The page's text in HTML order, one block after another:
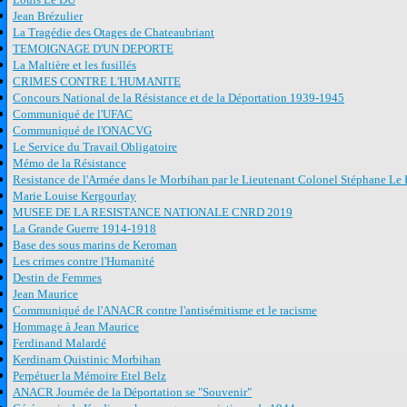
Jean Brézulier
La Tragédie des Otages de Chateaubriant
TEMOIGNAGE D'UN DEPORTE
La Maltière et les fusillés
CRIMES CONTRE L'HUMANITE
Concours National de la Résistance et de la Déportation 1939-1945
Communiqué de l'UFAC
Communiqué de l'ONACVG
Le Service du Travail Obligatoire
Mémo de la Résistance
Resistance de l'Armée dans le Morbihan par le Lieutenant Colonel Stéphane Le
Marie Louise Kergourlay
MUSEE DE LA RESISTANCE NATIONALE CNRD 2019
La Grande Guerre 1914-1918
Base des sous marins de Keroman
Les crimes contre l'Humanité
Destin de Femmes
Jean Maurice
Communiqué de l'ANACR contre l'antisémitisme et le racisme
Hommage à Jean Maurice
Ferdinand Malardé
Kerdinam Quistinic Morbihan
Perpétuer la Mémoire Etel Belz
ANACR Journée de la Déportation se "Souvenir"